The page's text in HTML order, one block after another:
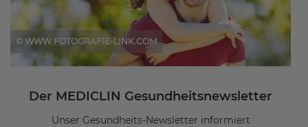
© WWW.FOTOGRAFIE-LINK.COM
Der MEDICLIN Gesundheitsnewsletter
Unser Gesundheits-Newsletter informiert